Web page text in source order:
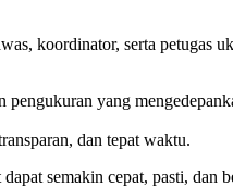
koordinator, serta petugas
pengukuran yang
dan tepat waktu.
semakin cepat, pasti, dan